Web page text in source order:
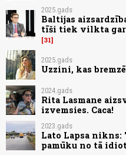
2025.gads
Baltijas
tīši tiek vilkta
31
2025.gads
Uzzini, kas
2024.gads
Rita Lasmane
izvemsies. Caca!
2023.gads
Lato Lapsa nikns:
pamūku no tā